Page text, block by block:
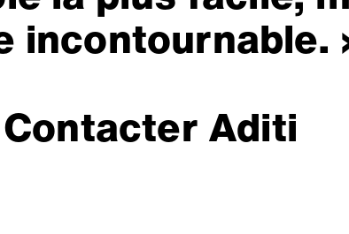
incontournable.
Contacter Aditi